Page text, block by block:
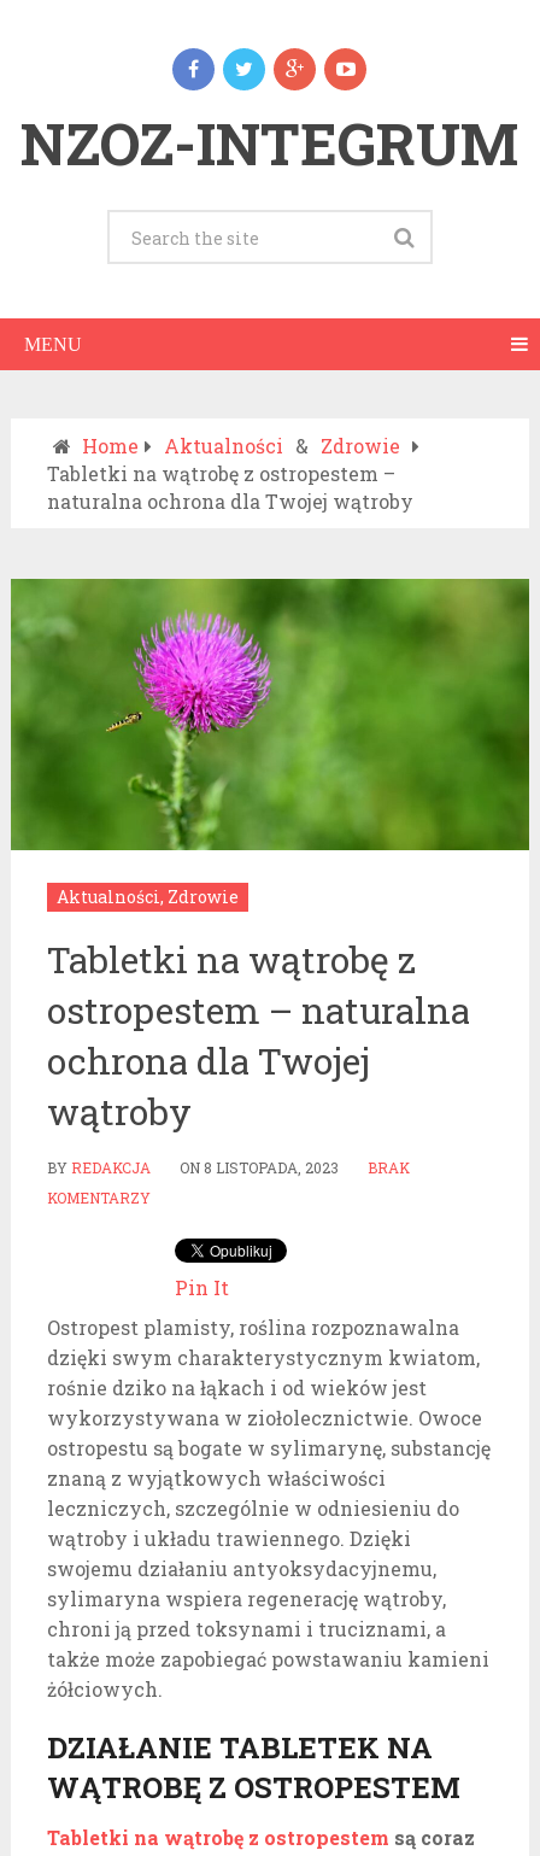
NZOZ-INTEGRUM
MENU
Home Aktualności & Zdrowie
Tabletki na wątrobę z ostropestem –
naturalna ochrona dla Twojej wątroby
Aktualności, Zdrowie
Tabletki na wątrobę z
ostropestem – naturalna
ochrona dla Twojej
wątroby
BY REDAKCJA ON 8 LISTOPADA, 2023
BRAK
KOMENTARZY
Pin It
Ostropest plamisty, roślina rozpoznawalna
dzięki swym charakterystycznym kwiatom,
rośnie dziko na łąkach i od wieków jest
wykorzystywana w ziołolecznictwie. Owoce
ostropestu są bogate w sylimarynę, substancję
znaną z wyjątkowych właściwości
leczniczych, szczególnie w odniesieniu do
wątroby i układu trawiennego. Dzięki
swojemu działaniu antyoksydacyjnemu,
sylimaryna wspiera regenerację wątroby,
chroni ją przed toksynami i truciznami, a
także może zapobiegać powstawaniu kamieni
żółciowych.
DZIAŁANIE TABLETEK NA
WĄTROBĘ Z OSTROPESTEM
Tabletki na wątrobę z ostropestem są coraz